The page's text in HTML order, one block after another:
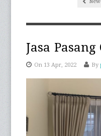
Jasa
On 13 Apr, 2022 By